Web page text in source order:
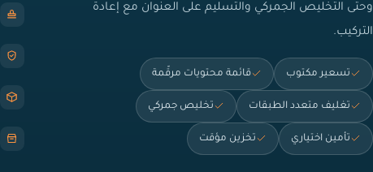
وحتى التخليص الجمركي والتسليم على العنوان مع إعادة
التركيب.
تسعير مكتوب قائمة محتويات مرقّمة
تغليف متعدد الطبقات تخليص جمركي
تأمين اختياري تخزين مؤقت